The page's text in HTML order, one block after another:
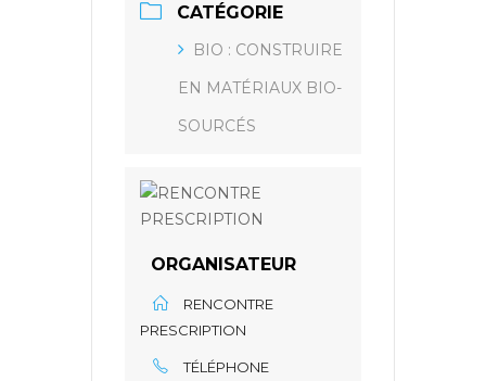
CATÉGORIE
BIO : CONSTRUIRE
EN MATÉRIAUX BIO-
SOURCÉS
ORGANISATEUR
RENCONTRE
PRESCRIPTION
TÉLÉPHONE